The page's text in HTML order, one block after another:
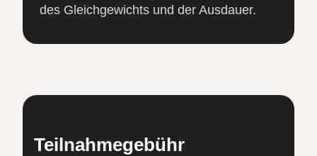
des Gleichgewichts und der Ausdauer.
Teilnahmegebühr